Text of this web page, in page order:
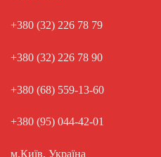
+380 (32) 226 78 79
+380 (32) 226 78 90
+380 (68) 559-13-60
+380 (95) 044-42-01
м.Київ, Україна